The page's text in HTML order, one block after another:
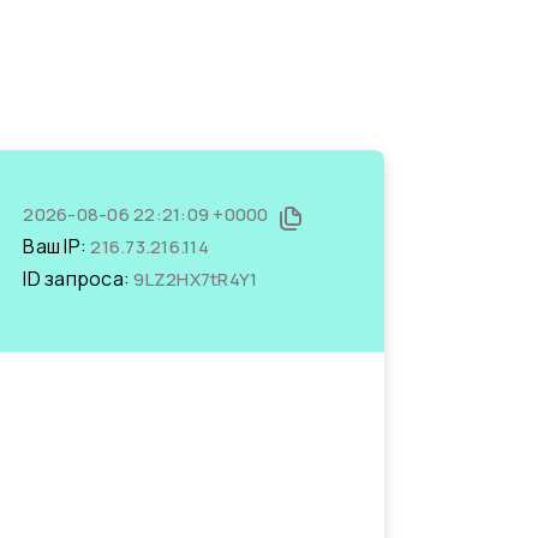
2026-08-06 22:21:09 +0000
Ваш IP:216.73.216.114
ID запроса:9LZ2HX7tR4Y1